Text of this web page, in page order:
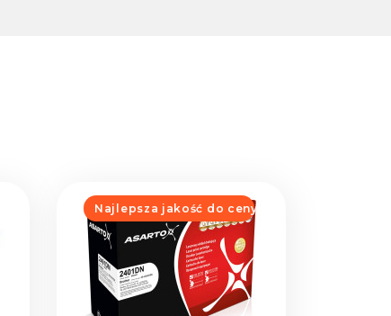
Najlepsza jakość do ceny